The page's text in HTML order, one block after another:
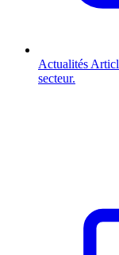
Actualités
secteur.